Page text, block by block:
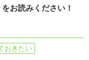
をお読みください！
おきたい